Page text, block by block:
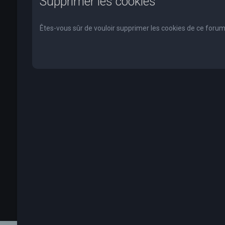
Êtes-vous sûr de vouloir supprimer les cookies de ce